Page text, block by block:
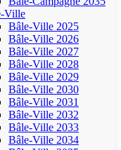
Ville
Bâle-Ville 2025
Bâle-Ville 2026
Bâle-Ville 2027
Bâle-Ville 2028
Bâle-Ville 2029
Bâle-Ville 2030
Bâle-Ville 2031
Bâle-Ville 2032
Bâle-Ville 2033
Bâle-Ville 2034